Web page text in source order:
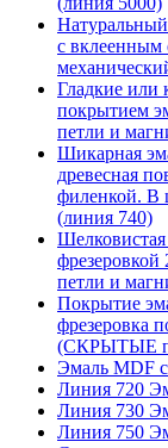
с вклеенным
Гладкие или
покрытием
петли и
Шикарная
древесная
филенкой. В
(линия 740)
петли и
Покрытие
фрезеровка
(СКРЫТЫЕ
Эмаль MDF
Линия 720
Линия 730
Линия 750